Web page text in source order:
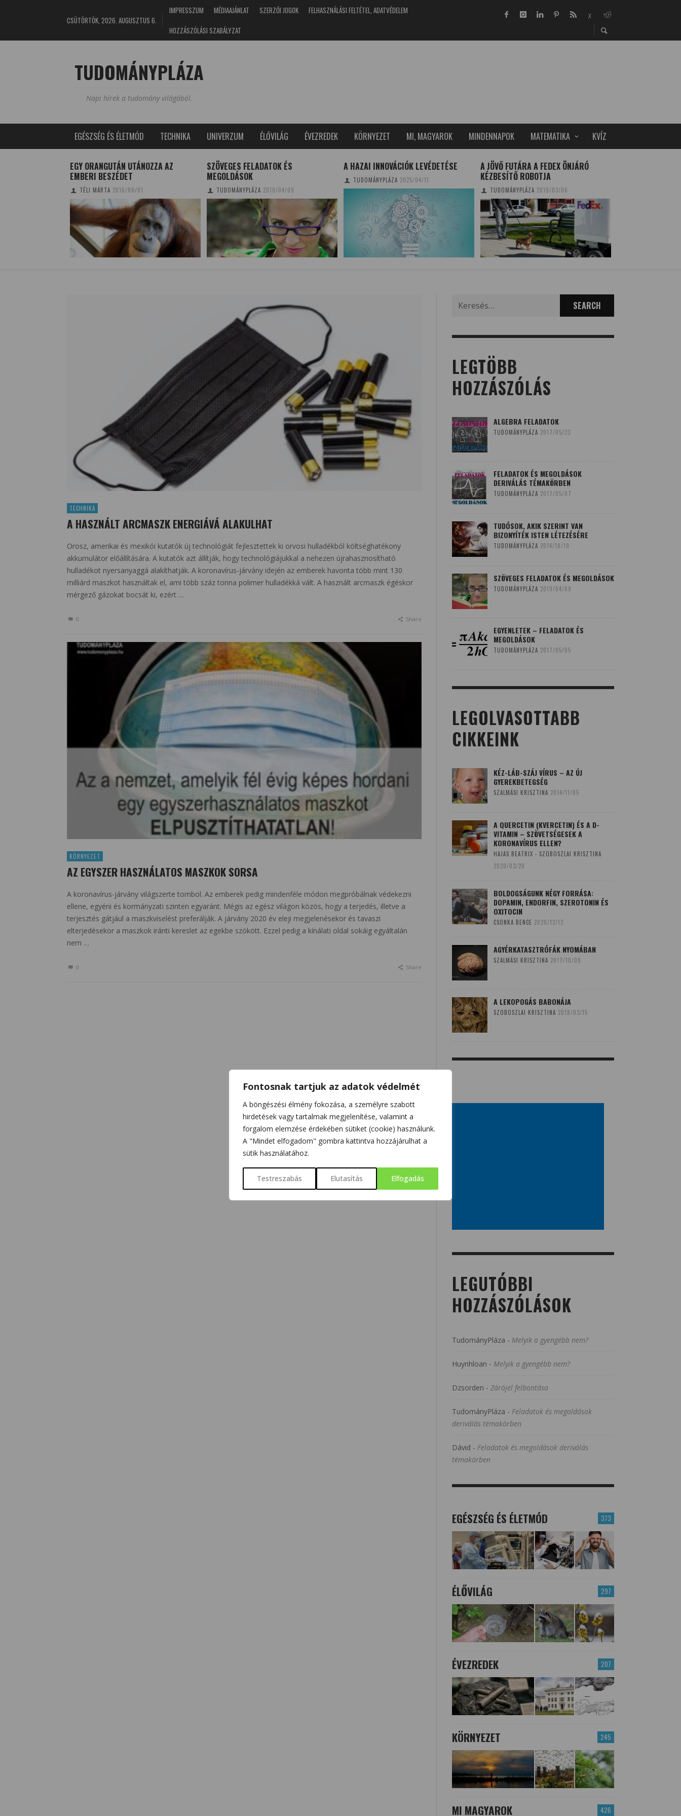
Fontosnak tartjuk az adatok védelmét
A böngészési élmény fokozása, a személyre szabott
hirdetések vagy tartalmak megjelenítése, valamint a
forgalom elemzése érdekében sütiket (cookie) használunk.
A "Mindet elfogadom" gombra kattintva hozzájárulhat a
sütik használatához.
Testreszabás Elutasítás Elfogadás
CSÜTÖRTÖK, 2026. AUGUSZTUS 6.
IMPRESSZUM MÉDIAAJÁNLAT SZERZŐI JOGOK
FELHASZNÁLÁSI FELTÉTEL, ADATVÉDELEM
HOZZÁSZÓLÁSI SZABÁLYZAT
TUDOMÁNYPLÁZA
Napi hírek a tudomány világából.
EGÉSZSÉG ÉS ÉLETMÓD TECHNIKA UNIVERZUM ÉLŐVILÁG ÉVEZREDEK KÖRNYEZET MI, MAGYAROK MINDENNAPOK MATEMATIKA KVÍZ
EGY ORANGUTÁN UTÁNOZZA AZ
EMBERI BESZÉDET
TÉLI MÁRTA 2016/08/01
SZÖVEGES FELADATOK ÉS
MEGOLDÁSOK
TUDOMÁNYPLÁZA 2019/04/09
A HAZAI INNOVÁCIÓK LEVÉDETÉSE
TUDOMÁNYPLÁZA 2025/04/11
A JÖVŐ FUTÁRA A FEDEX ÖNJÁRÓ
KÉZBESÍTŐ ROBOTJA
TUDOMÁNYPLÁZA 2019/03/06
TECHNIKA
A HASZNÁLT ARCMASZK ENERGIÁVÁ ALAKULHAT
Orosz, amerikai és mexikói kutatók új technológiát fejlesztettek ki orvosi hulladékból költséghatékony
akkumulátor előállítására. A kutatók azt állítják, hogy technológiájukkal a nehezen újrahasznosítható
hulladékot nyersanyaggá alakíthatják. A koronavírus-járvány idején az emberek havonta több mint 130
milliárd maszkot használtak el, ami több száz tonna polimer hulladékká vált. A használt arcmaszk égéskor
mérgező gázokat bocsát ki, ezért …
0 Share
KÖRNYEZET
AZ EGYSZER HASZNÁLATOS MASZKOK SORSA
A koronavírus-járvány világszerte tombol. Az emberek pedig mindenféle módon megpróbálnak védekezni
ellene, egyéni és kormányzati szinten egyaránt. Mégis az egész világon közös, hogy a terjedés, illetve a
terjesztés gátjául a maszkviselést preferálják. A járvány 2020 év eleji megjelenésekor és tavaszi
elterjedésekor a maszkok iránti kereslet az egekbe szökött. Ezzel pedig a kínálati oldal sokáig egyáltalán
nem …
0 Share
for:
LEGTÖBB
HOZZÁSZÓLÁS
ALGEBRA FELADATOK
TUDOMÁNYPLÁZA 2017/05/23
FELADATOK ÉS MEGOLDÁSOK
DERIVÁLÁS TÉMAKÖRBEN
TUDOMÁNYPLÁZA 2017/05/07
TUDÓSOK, AKIK SZERINT VAN
BIZONYÍTÉK ISTEN LÉTEZÉSÉRE
TUDOMÁNYPLÁZA 2014/10/19
SZÖVEGES FELADATOK ÉS MEGOLDÁSOK
TUDOMÁNYPLÁZA 2019/04/09
EGYENLETEK – FELADATOK ÉS
MEGOLDÁSOK
TUDOMÁNYPLÁZA 2017/05/05
LEGOLVASOTTABB
CIKKEINK
KÉZ-LÁB-SZÁJ VÍRUS – AZ ÚJ
GYEREKBETEGSÉG
SZALMÁSI KRISZTINA 2014/11/05
A QUERCETIN (KVERCETIN) ÉS A D-
VITAMIN – SZÖVETSÉGESEK A
KORONAVÍRUS ELLEN?
HAJAS BEATRIX - SZOBOSZLAI KRISZTINA
2020/03/20
BOLDOGSÁGUNK NÉGY FORRÁSA:
DOPAMIN, ENDORFIN, SZEROTONIN ÉS
OXITOCIN
CSONKA BENCE 2020/12/12
AGYÉRKATASZTRÓFÁK NYOMÁBAN
SZALMÁSI KRISZTINA 2017/10/08
A LEKOPOGÁS BABONÁJA
SZOBOSZLAI KRISZTINA 2018/03/15
LEGUTÓBBI
HOZZÁSZÓLÁSOK
TudományPláza - Melyik a gyengébb nem?
Huynhloan - Melyik a gyengébb nem?
Dzsorden - Zárójel felbontása
TudományPláza - Feladatok és megoldások
deriválás témakörben
Dávid - Feladatok és megoldások deriválás
témakörben
373
EGÉSZSÉG ÉS ÉLETMÓD
297
ÉLŐVILÁG
207
ÉVEZREDEK
245
KÖRNYEZET
426
MI MAGYAROK